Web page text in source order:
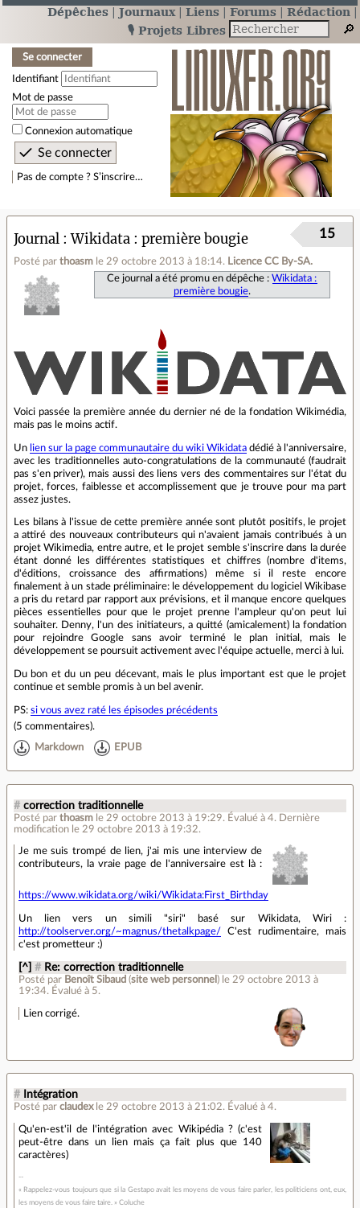
Dépêches Journaux Liens Forums
Rédaction
🎙️ Projets Libres
Se connecter
Identifiant
Mot de passe
Connexion automatique
Pas de compte ? S’inscrire…
Journal Wikidata : première bougie
Posté par thoasm le 29 octobre 2013 à 18:14. Licence CC By‑SA.
15
Ce journal a été promu en dépêche :Wikidata :
première bougie.
Voici passée la première année du dernier né de la fondation Wikimédia,
mais pas le moins actif.
Un lien sur la page communautaire du wiki Wikidata dédié à l'anniversaire,
avec les traditionnelles auto-congratulations de la communauté (faudrait
pas s'en priver), mais aussi des liens vers des commentaires sur l'état du
projet, forces, faiblesse et accomplissement que je trouve pour ma part
assez justes.
Les bilans à l'issue de cette première année sont plutôt positifs, le projet
a attiré des nouveaux contributeurs qui n'avaient jamais contribués à un
projet Wikimedia, entre autre, et le projet semble s'inscrire dans la durée
étant donné les différentes statistiques et chiffres (nombre d'items,
d'éditions, croissance des affirmations) même si il reste encore
finalement à un stade préliminaire: le développement du logiciel Wikibase
a pris du retard par rapport aux prévisions, et il manque encore quelques
pièces essentielles pour que le projet prenne l'ampleur qu'on peut lui
souhaiter. Denny, l'un des initiateurs, a quitté (amicalement) la fondation
pour rejoindre Google sans avoir terminé le plan initial, mais le
développement se poursuit activement avec l'équipe actuelle, merci à lui.
Du bon et du un peu décevant, mais le plus important est que le projet
continue et semble promis à un bel avenir.
PS: si vous avez raté les épisodes précédents
(5 commentaires).
Markdown EPUB
# correction traditionnelle
Posté par thoasm le 29 octobre 2013 à 19:29. Évalué à 4. Dernière
modification le 29 octobre 2013 à 19:32.
Je me suis trompé de lien, j'ai mis une interview de
contributeurs, la vraie page de l'anniversaire est là :
https://www.wikidata.org/wiki/Wikidata:First_Birthday
Un lien vers un simili "siri" basé sur Wikidata, Wiri :
http://toolserver.org/~magnus/thetalkpage/ C'est rudimentaire, mais
c'est prometteur :)
[^] # Re: correction traditionnelle
Posté par Benoît Sibaud (site web personnel ) le 29 octobre 2013 à
19:34. Évalué à 5.
Lien corrigé.
# Intégration
Posté par claudex le 29 octobre 2013 à 21:02. Évalué à 4.
Qu'en-est'il de l'intégration avec Wikipédia ? (c'est
peut-être dans un lien mais ça fait plus que 140
caractères)
« Rappelez-vous toujours que si la Gestapo avait les moyens de vous faire parler, les politiciens ont, eux,
les moyens de vous faire taire. » Coluche